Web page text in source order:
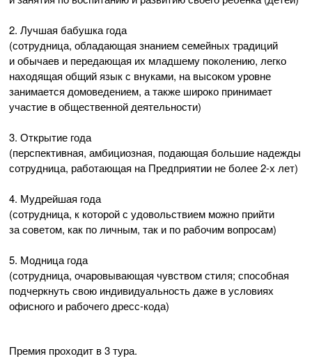
2. Лучшая бабушка года
(сотрудница, обладающая знанием семейных традиций
и обычаев и передающая их младшему поколению, легко
находящая общий язык с внуками, на высоком уровне
занимается домоведением, а также широко принимает
участие в общественной деятельности)
3. Открытие года
(перспективная, амбициозная, подающая большие надежды
сотрудница, работающая на Предприятии не более2-х лет)
4. Мудрейшая года
(сотрудница, к которой с удовольствием можно прийти
за советом, как по личным, так и по рабочим вопросам)
5. Модница года
(сотрудница, очаровывающая чувством стиля; способная
подчеркнуть свою индивидуальность даже в условиях
офисного и рабочего дресс-кода)
Премия проходит в 3 тура.